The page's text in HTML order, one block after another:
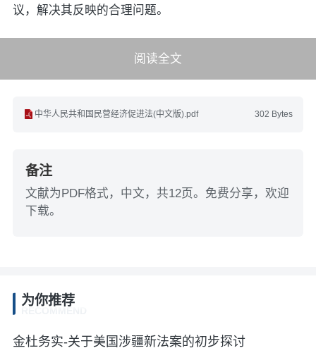
议，解决其反映的合理问题。
阅读全文
302 Bytes
中华人民共和国民营经济促进法(中文版).pdf
备注
文献为PDF格式，中文，共12页。免费分享，欢迎
下载。
为你推荐
金杜务实-关于美国涉疆新法案的初步探讨